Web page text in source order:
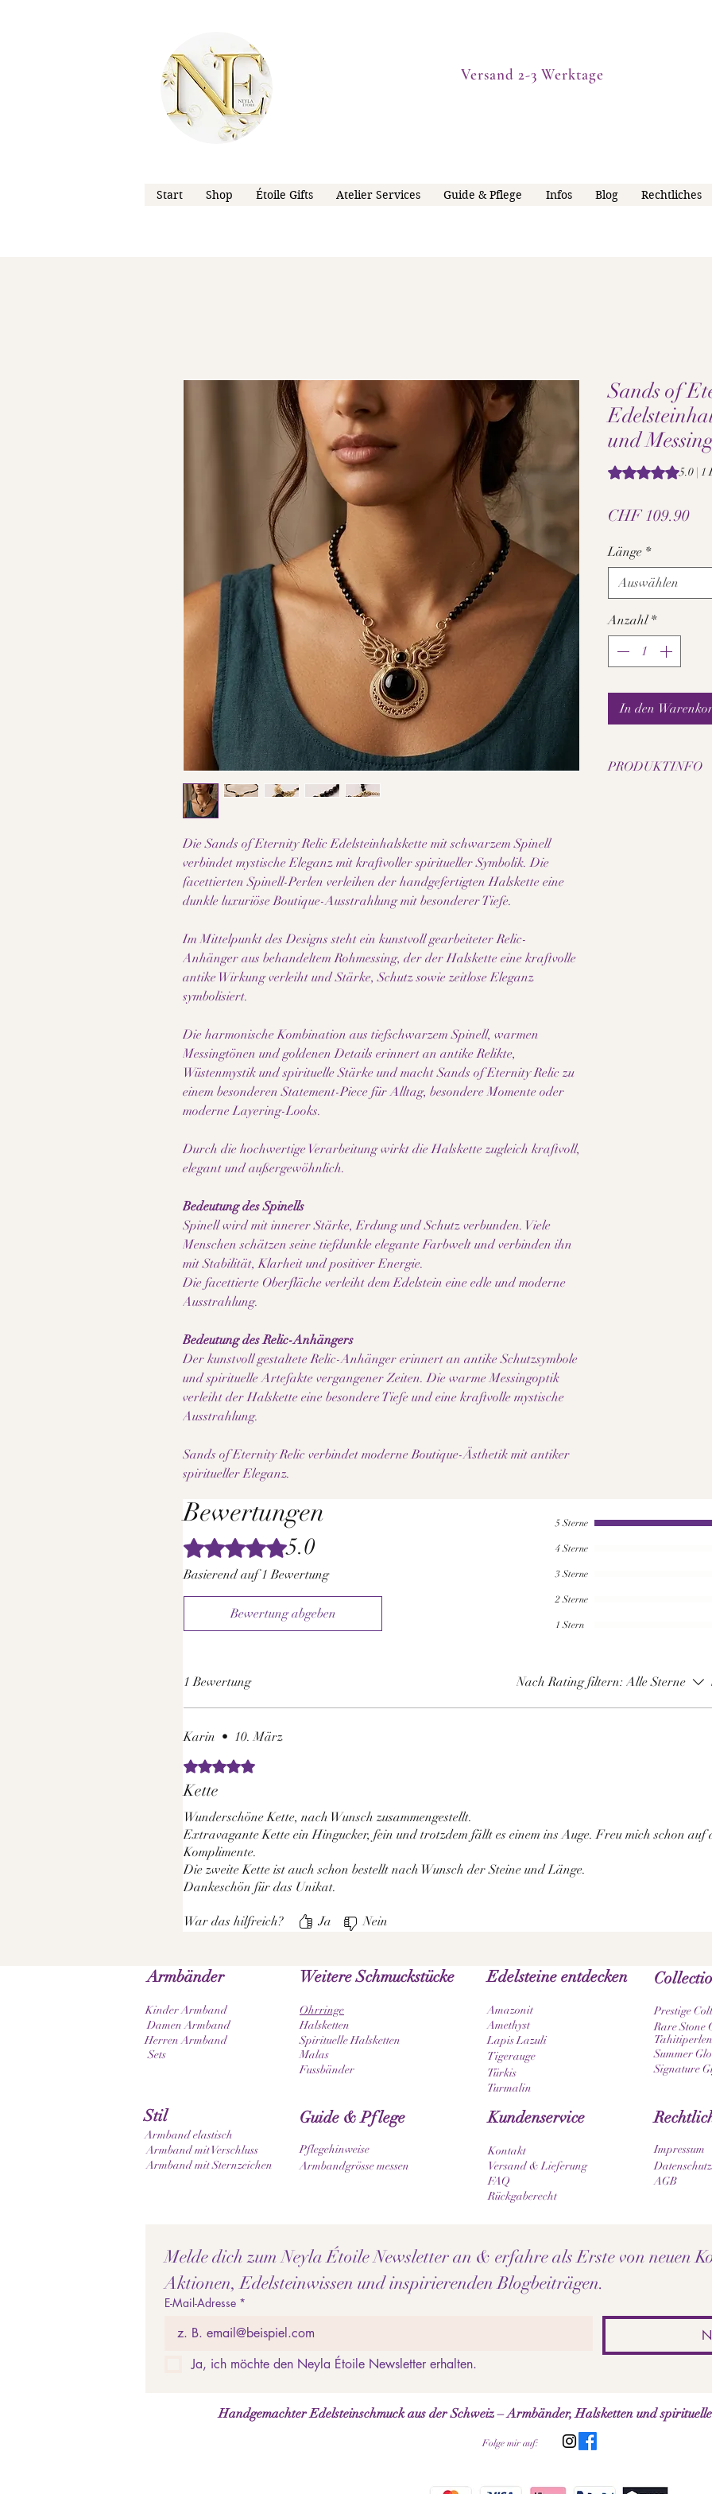
Versand 2-3 Werktage
Start Shop Étoile Gifts Atelier Services Guide & Pflege Infos Blog Rechtliches
Die Sands of Eternity Relic Edelsteinhalskette mit schwarzem Spinell
verbindet mystische Eleganz mit kraftvoller spiritueller Symbolik. Die
facettierten Spinell-Perlen verleihen der handgefertigten Halskette eine
dunkle luxuriöse Boutique-Ausstrahlung mit besonderer Tiefe.
Im Mittelpunkt des Designs steht ein kunstvoll gearbeiteter Relic-
Anhänger aus behandeltem Rohmessing, der der Halskette eine kraftvolle
antike Wirkung verleiht und Stärke, Schutz sowie zeitlose Eleganz
symbolisiert.
Die harmonische Kombination aus tiefschwarzem Spinell, warmen
Messingtönen und goldenen Details erinnert an antike Relikte,
Wüstenmystik und spirituelle Stärke und macht Sands of Eternity Relic zu
einem besonderen Statement-Piece für Alltag, besondere Momente oder
moderne Layering-Looks.
Durch die hochwertige Verarbeitung wirkt die Halskette zugleich kraftvoll,
elegant und außergewöhnlich.
Bedeutung des Spinells
Spinell wird mit innerer Stärke, Erdung und Schutz verbunden. Viele
Menschen schätzen seine tiefdunkle elegante Farbwelt und verbinden ihn
mit Stabilität, Klarheit und positiver Energie.
Die facettierte Oberfläche verleiht dem Edelstein eine edle und moderne
Ausstrahlung.
Bedeutung des Relic-Anhängers
Der kunstvoll gestaltete Relic-Anhänger erinnert an antike Schutzsymbole
und spirituelle Artefakte vergangener Zeiten. Die warme Messingoptik
verleiht der Halskette eine besondere Tiefe und eine kraftvolle mystische
Ausstrahlung.
Sands of Eternity Relic verbindet moderne Boutique-Ästhetik mit antiker
spiritueller Eleganz.
Sands of
und
Das Rating 5.0 | 1
CHF 109.90
Länge *
Auswählen
Anzahl *
In den
PRODUKTINFO
Bewertungen
Mit 5 von 5 Sternen bewertet.
5.0
Basierend auf 1 Bewertung
Bewertung abgeben
5 Sterne
4 Sterne
3 Sterne
2 Sterne
1 Stern
1 Bewertung Nach Rating filtern: Alle Sterne
Karin • 10. März
Mit 5 von 5 Sternen bewertet.
Kette
Wunderschöne Kette, nach Wunsch zusammengestellt.
Extravagante Kette ein Hingucker, fein und trotzdem fällt es einem ins Auge. Freu mich schon auf
Komplimente.
Die zweite Kette ist auch schon bestellt nach Wunsch der Steine und Länge.
Dankeschön für das Unikat.
War das hilfreich? Ja Nein
Weitere Schmuckstücke
Ohrringe
Halsketten
Spirituelle Halsketten
Malas
Fussbänder
Armbänder
Kinder Armband
Damen Armband
Herren Armband
Prestige
Rare Stone
Summer
Signature
Sets
Edelsteine entdecken
Amazonit
Amethyst
Lapis Lazuli
Tigerauge
Türkis
Turmalin
Stil
Armband elastisch
Armband mit Verschluss
Armband mit Sternzeichen
Impressum
Datenschutz
AGB
Kundenservice
Kontakt
Versand & Lieferung
FAQ
Rückgaberecht
Guide & Pflege
Pflegehinweise
Armbandgrösse messen
Melde dich zum Neyla Étoile Newsletter an & erfahre als Erste von neuen
Aktionen, Edelsteinwissen und inspirierenden Blogbeiträgen.
E-Mail-Adresse *
Ja, ich möchte den Neyla Étoile Newsletter erhalten.
Handgemachter Edelsteinschmuck aus der Schweiz – Armbänder, Halsketten und
Folge mir auf: